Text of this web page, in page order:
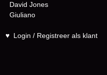
David Jones
Giuliano
♥ Login / Registreer als klant